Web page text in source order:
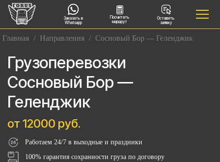
Заказать в
Whatsapp
Посчитать
маршрут
Оставить
заявку
Главная / Направления / Сосновый Бор — Геленджик
Грузоперевозки
Сосновый Бор —
Геленджик
от 12000 руб.
Работаем 24/7 в выходные и праздники
100% гарантия сохранности груза по договору